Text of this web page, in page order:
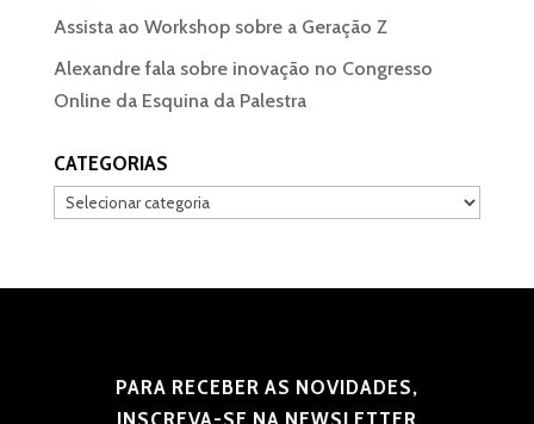
Assista ao Workshop sobre a Geração Z
Alexandre fala sobre inovação no Congresso
Online da Esquina da Palestra
CATEGORIAS
Categorias
PARA RECEBER AS NOVIDADES,